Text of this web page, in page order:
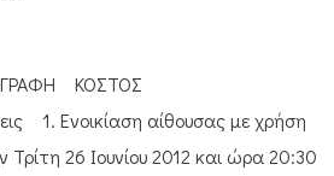
ΚΟΣΤΟΣ
1. Ενοικίαση αίθουσας με χρήση
Τρίτη 26 Ιουνίου 2012 και ώρα 20:30